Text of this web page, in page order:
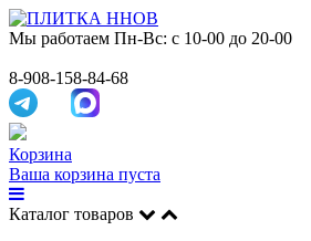
Мы работаем Пн-Вс: с 10-00 до 20-00
8-908-158-84-68
Корзина
Ваша корзина пуста
Каталог товаров